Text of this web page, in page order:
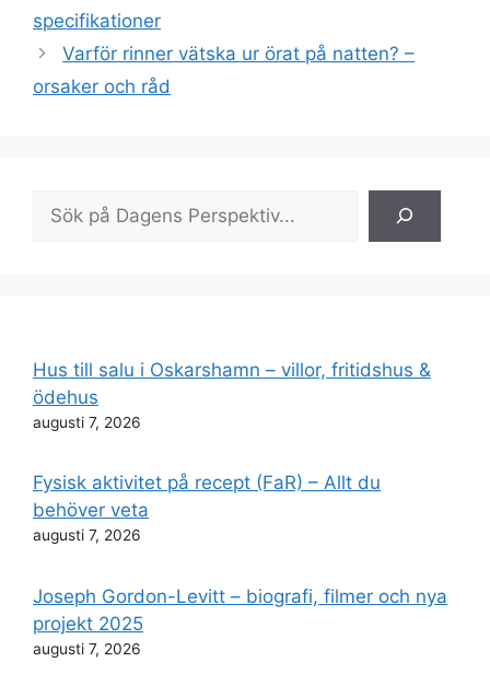
specifikationer
Varför rinner vätska ur örat på natten? –
orsaker och råd
Hus till salu i Oskarshamn – villor, fritidshus &
ödehus
augusti 7, 2026
Fysisk aktivitet på recept (FaR) – Allt du
behöver veta
augusti 7, 2026
Joseph Gordon-Levitt – biografi, filmer och nya
projekt 2025
augusti 7, 2026